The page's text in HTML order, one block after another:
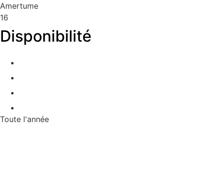
Amertume
16
Disponibilité
Toute l'année